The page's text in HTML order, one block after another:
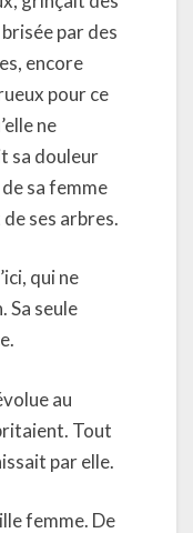
par des
encore
pour ce
ne
sa douleur
sa femme
ses arbres.
qui ne
Sa seule
au
Tout
par elle.
femme. De